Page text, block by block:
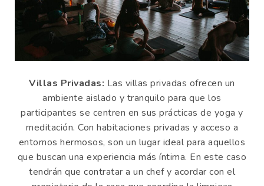
Villas Privadas: Las villas privadas ofrecen un
ambiente aislado y tranquilo para que los
participantes se centren en sus prácticas de yoga y
meditación. Con habitaciones privadas y acceso a
entornos hermosos, son un lugar ideal para aquellos
que buscan una experiencia más íntima. En este caso
tendrán que contratar a un chef y acordar con el